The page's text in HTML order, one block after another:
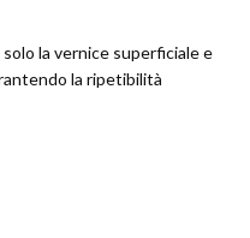
la vernice superficiale e
la ripetibilità